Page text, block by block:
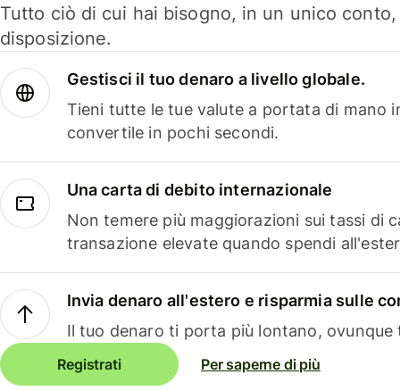
Tutto ciò di cui hai bisogno, in un unico
disposizione.
Gestisci il tuo denaro a livello globale.
Tieni tutte le tue valute a portata di mano
convertile in pochi secondi.
Una carta di debito internazionale
Non temere più maggiorazioni sui tassi di
transazione elevate quando spendi
Invia denaro all'estero e risparmia sulle
Il tuo denaro ti porta più lontano, ovunque
Registrati Per saperne di più